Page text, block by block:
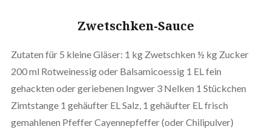
Zwetschken-Sauce
Zutaten für 5 kleine Gläser: 1 kg Zwetschken ½ kg Zucker
200 ml Rotweinessig oder Balsamicoessig 1 EL fein
gehackten oder geriebenen Ingwer 3 Nelken 1 Stückchen
Zimtstange 1 gehäufter EL Salz, 1 gehäufter EL frisch
gemahlenen Pfeffer Cayennepfeffer (oder Chilipulver)